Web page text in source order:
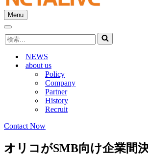
Menu
ナ
ゲ
シ
ョ
ナ
ビ
検
索...
NEWS
about us
Policy
Company
Partner
History
Recruit
Contact Now
オリコがSMB向け企業間